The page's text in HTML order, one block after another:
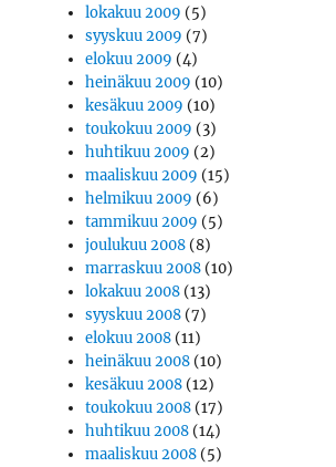
lokakuu 2009 (5)
syyskuu 2009 (7)
elokuu 2009 (4)
heinäkuu 2009 (10)
kesäkuu 2009 (10)
toukokuu 2009 (3)
huhtikuu 2009 (2)
maaliskuu 2009 (15)
helmikuu 2009 (6)
tammikuu 2009 (5)
joulukuu 2008 (8)
marraskuu 2008 (10)
lokakuu 2008 (13)
syyskuu 2008 (7)
elokuu 2008 (11)
heinäkuu 2008 (10)
kesäkuu 2008 (12)
toukokuu 2008 (17)
huhtikuu 2008 (14)
maaliskuu 2008 (5)